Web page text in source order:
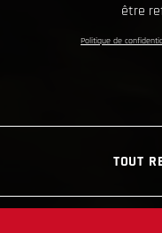
être
Politique de
TOUT